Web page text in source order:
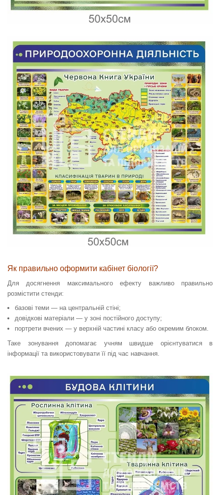
Як правильно оформити кабінет біології?
Для досягнення максимального ефекту важливо правильно
розмістити стенди:
базові теми — на центральній стіні;
довідкові матеріали — у зоні постійного доступу;
портрети вчених — у верхній частині класу або окремим блоком.
Таке зонування допомагає учням швидше орієнтуватися в
інформації та використовувати її під час навчання.